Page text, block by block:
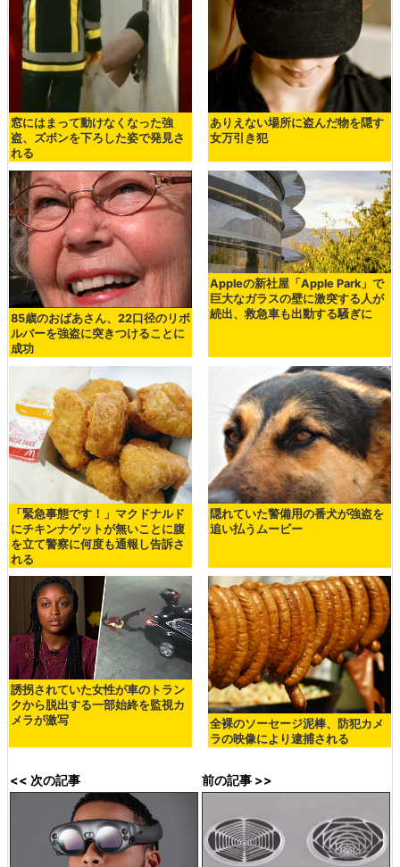
窓にはまって動けなくなった強
盗、ズボンを下ろした姿で発見さ
れる
ありえない場所に盗んだ物を隠す
女万引き犯
85歳のおばあさん、22口径のリボ
ルバーを強盗に突きつけることに
成功
Appleの新社屋「Apple Park」で
巨大なガラスの壁に激突する人が
続出、救急車も出動する騒ぎに
「緊急事態です！」マクドナルド
にチキンナゲットが無いことに腹
を立て警察に何度も通報し告訴さ
れる
隠れていた警備用の番犬が強盗を
追い払うムービー
誘拐されていた女性が車のトラン
クから脱出する一部始終を監視カ
メラが激写
全裸のソーセージ泥棒、防犯カメ
ラの映像により逮捕される
<< 次の記事 前の記事 >>